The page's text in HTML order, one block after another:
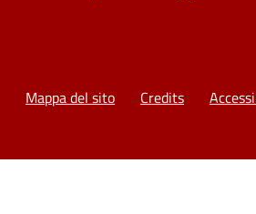
Mappa del sito Credits